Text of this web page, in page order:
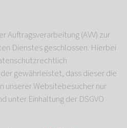
Auftragsverarbeitung (AVV) zur
Dienstes geschlossen. Hierbei
gewährleistet, dass dieser die
unserer Websitebesucher nur
unter Einhaltung der DSGVO